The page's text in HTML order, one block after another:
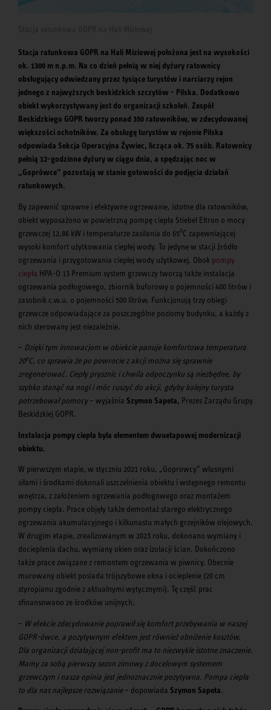
Stacja ratunkowa GOPR na Hali Miziowej położona jest na wysokości
ok. 1300 m n.p.m. Na co dzień pełnią w niej dyżury ratownicy
obsługujący odwiedzany przez tysiące turystów i narciarzy rejon
jednego z najwyższych beskidzkich szczytów - Pilska. Dodatkowo
obiekt wykorzystywany jest do organizacji szkoleń. Zespół
Beskidzkiego GOPR tworzy ponad 350 ratowników, w zdecydowanej
większości ochotników. Za obsługę turystów w rejonie Pilska
odpowiada Sekcja Operacyjna Żywiec, licząca ok. 75 osób. Ratownicy
pełnią 12-godzinne dyżury w ciągu dnia, a spędzając noc w
„Goprówce” pozostają w stanie gotowości do podjęcia działań
ratunkowych.
By zapewnić sprawne i efektywne ogrzewanie, istotne dla ratowników,
obiekt wyposażono w powietrzną pompę ciepła Stiebel Eltron o mocy
grzewczej 12,86 kW i temperaturze zasilania do 65oC zapewniającej
wysoki komfort użytkowania ciepłej wody. To jedyne w stacji źródło
ogrzewania i przygotowania ciepłej wody użytkowej. Obok pompy
ciepła HPA-O 13 Premium system grzewczy tworzą także instalacja
ogrzewania podłogowego, zbiornik buforowy o pojemności 400 litrów i
zasobnik c.w.u. o pojemności 500 litrów. Funkcjonują trzy obiegi
grzewcze odpowiadające za poszczególne poziomy budynku, a każdy z
nich sterowany jest niezależnie.
– Dzięki tym innowacjom w obiekcie panuje komfortowa temperatura
20oC, co sprawia że po powrocie z akcji można się sprawnie
zregenerować. Ciepły prysznic i chwila odpoczynku są niezbędne, by
szybko stanąć na nogi i móc ruszyć do akcji, gdyby kolejny turysta
potrzebował pomocy– wyjaśnia Szymon Sapeta, Prezes Zarządu Grupy
Beskidzkiej GOPR.
Instalacja pompy ciepła była elementem dwuetapowej modernizacji
obiektu.
W pierwszym etapie, w styczniu 2021 roku, „Goprowcy” własnymi
siłami i środkami dokonali uszczelnienia obiektu i wstępnego remontu
wnętrza, z założeniem ogrzewania podłogowego oraz montażem
pompy ciepła. Prace objęły także demontaż starego elektrycznego
ogrzewania akumulacyjnego i kilkunastu małych grzejników olejowych.
W drugim etapie, zrealizowanym w 2023 roku, dokonano wymiany i
docieplenia dachu, wymiany okien oraz izolacji ścian. Dokończono
także prace związane z remontem ogrzewania w piwnicy. Obecnie
murowany obiekt posiada trójszybowe okna i ocieplenie (20 cm
styropianu zgodnie z aktualnymi wytycznymi). Tę część prac
sfinansowano ze środków unijnych.
– W efekcie zdecydowanie poprawił się komfort przebywania w naszej
GOPR-ówce, a pozytywnym efektem jest również obniżenie kosztów.
Dla organizacji działającej non-profit ma to niezwykle istotne znaczenie.
Mamy za sobą pierwszy sezon zimowy z docelowym systemem
grzewczym i nasza opinia jest jednoznacznie pozytywna. Pompa ciepła
to dla nas najlepsze rozwiązanie– dopowiada Szymon Sapeta